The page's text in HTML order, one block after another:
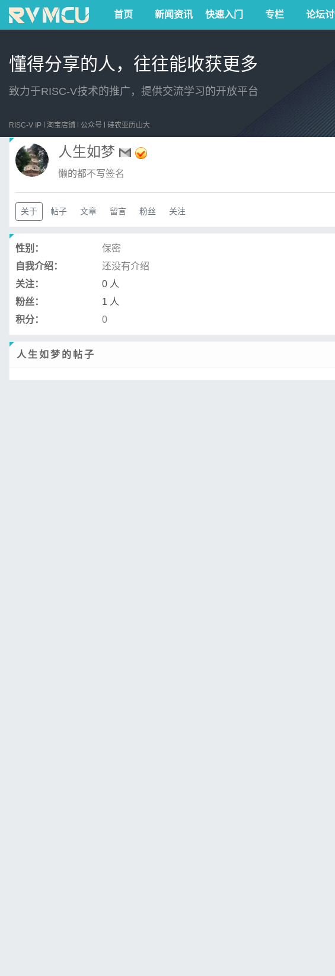
首页 新闻资讯 快速入门 专栏 论坛
懂得分享的人，往往能收获更多
致力于RISC-V技术的推广，提供交流学习的开放平台
RISC-V IP 淘宝店铺 公众号 硅农亚历山大
人生如梦
懒的都不写签名
关于 帖子 文章 留言 粉丝 关注
性别：
保密
自我介绍：
还没有介绍
关注：
0 人
粉丝：
1 人
积分：
0
人生如梦的帖子